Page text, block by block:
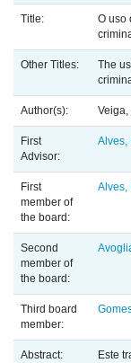
Title:
O uso
Other Titles:
The
Author(s):
First
Advisor:
Alves,
First
member of
the board:
Alves,
Second
member of
the board:
Third board
member:
Abstract:
Este